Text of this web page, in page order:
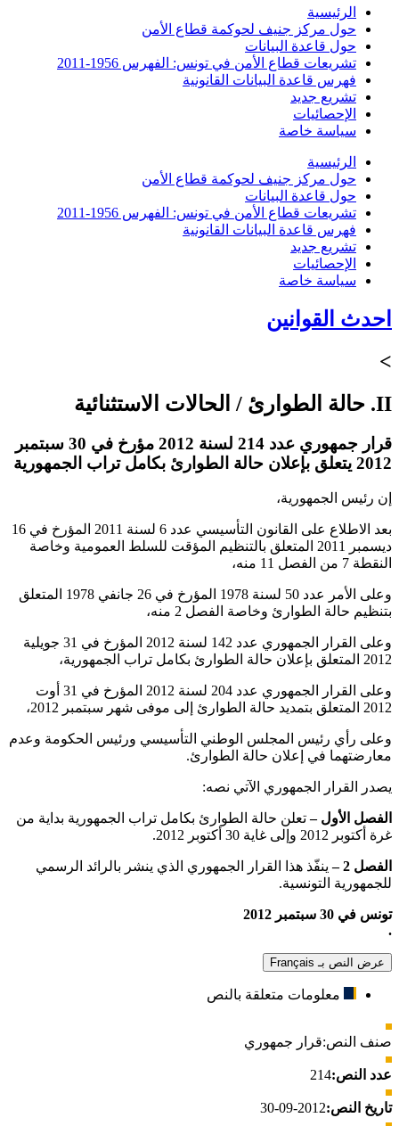
الرئيسية
حول مركز جنيف لحوكمة قطاع الأمن
حول قاعدة البيانات
تشريعات قطاع الأمن في تونس: الفهرس 1956-2011
فهرس قاعدة البيانات القانونية
تشريع جديد
الإحصائيات
سياسة خاصة
الرئيسية
حول مركز جنيف لحوكمة قطاع الأمن
حول قاعدة البيانات
تشريعات قطاع الأمن في تونس: الفهرس 1956-2011
فهرس قاعدة البيانات القانونية
تشريع جديد
الإحصائيات
سياسة خاصة
احدث القوانين
>
II. حالة الطوارئ / الحالات الاستثنائية
قرار جمهوري عدد 214 لسنة 2012 مؤرخ في 30 سبتمبر
2012 يتعلق بإعلان حالة الطوارئ بكامل تراب الجمهورية
إن رئيس الجمهورية،
بعد الاطلاع على القانون التأسيسي عدد 6 لسنة 2011 المؤرخ في 16
ديسمبر 2011 المتعلق بالتنظيم المؤقت للسلط العمومية وخاصة
النقطة 7 من الفصل 11 منه،
وعلى الأمر عدد 50 لسنة 1978 المؤرخ في 26 جانفي 1978 المتعلق
بتنظيم حالة الطوارئ وخاصة الفصل 2 منه،
وعلى القرار الجمهوري عدد 142 لسنة 2012 المؤرخ في 31 جويلية
2012 المتعلق بإعلان حالة الطوارئ بكامل تراب الجمهورية،
وعلى القرار الجمهوري عدد 204 لسنة 2012 المؤرخ في 31 أوت
2012 المتعلق بتمديد حالة الطوارئ إلى موفى شهر سبتمبر 2012،
وعلى رأي رئيس المجلس الوطني التأسيسي ورئيس الحكومة وعدم
معارضتهما في إعلان حالة الطوارئ.
يصدر القرار الجمهوري الآتي نصه:
الفصل الأول –تعلن حالة الطوارئ بكامل تراب الجمهورية بداية من
غرة أكتوبر 2012 وإلى غاية 30 أكتوبر 2012.
الفصل 2 –
ينفّذ هذا القرار الجمهوري الذي ينشر بالرائد الرسمي
للجمهورية التونسية.
تونس في 30 سبتمبر 2012
.
عرض النص بـ Français
معلومات متعلقة بالنص
صنف النص:قرار جمهوري
عدد النص:214
تاريخ النص:2012-09-30